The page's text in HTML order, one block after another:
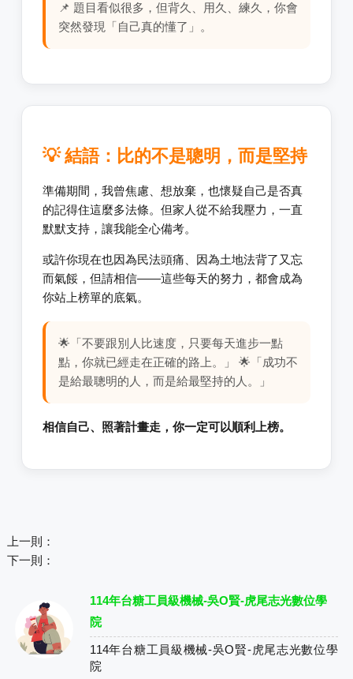
📌 題目看似很多，但背久、用久、練久，你會
突然發現「自己真的懂了」。
💡 結語：比的不是聰明，而是堅持
準備期間，我曾焦慮、想放棄，也懷疑自己是否真
的記得住這麼多法條。但家人從不給我壓力，一直
默默支持，讓我能全心備考。
或許你現在也因為民法頭痛、因為土地法背了又忘
而氣餒，但請相信——這些每天的努力，都會成為
你站上榜單的底氣。
🌟「不要跟別人比速度，只要每天進步一點
點，你就已經走在正確的路上。」 🌟「成功不
是給最聰明的人，而是給最堅持的人。」
相信自己、照著計畫走，你一定可以順利上榜。
上一則：
下一則：
114年台糖工員級機械-吳O賢-虎尾志光數位學
院
114年台糖工員級機械-吳O賢-虎尾志光數位學
院